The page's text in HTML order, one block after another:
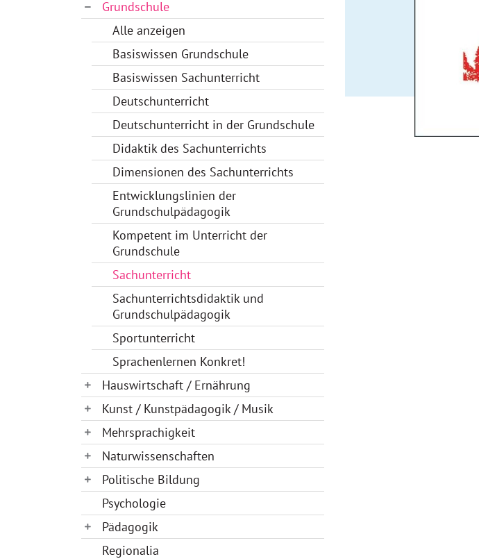
Grundschule
Alle anzeigen
Basiswissen Grundschule
Basiswissen Sachunterricht
Deutschunterricht
Deutschunterricht in der Grundschule
Didaktik des Sachunterrichts
Dimensionen des Sachunterrichts
Entwicklungslinien der
Grundschulpädagogik
Kompetent im Unterricht der
Grundschule
Sachunterricht
Sachunterrichtsdidaktik und
Grundschulpädagogik
Sportunterricht
Sprachenlernen Konkret!
Hauswirtschaft / Ernährung
Kunst / Kunstpädagogik / Musik
Mehrsprachigkeit
Naturwissenschaften
Politische Bildung
Psychologie
Pädagogik
Regionalia